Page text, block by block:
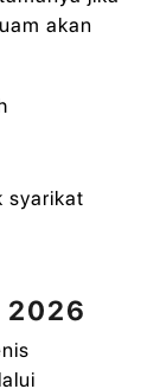
akan
syarikat
2026